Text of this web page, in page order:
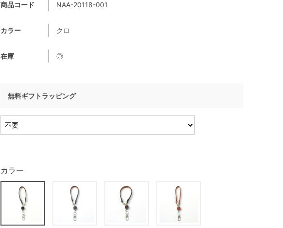
商品コード NAA-20118-001
カラー クロ
在庫 ◎
無料ギフトラッピング
カラー